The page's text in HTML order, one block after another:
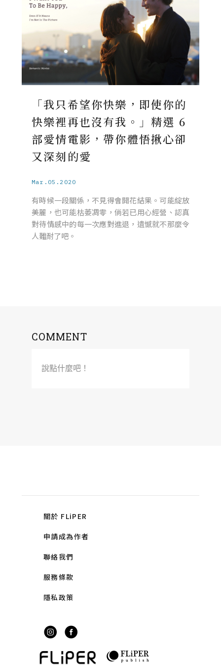
「我只希望你快樂，即使你的
快樂裡再也沒有我。」精選 6
部愛情電影，帶你體悟揪心卻
又深刻的愛
Mar.05.2020
有時候一段關係，不見得會開花結果。可能綻放
美麗，也可能枯萎凋零，倘若已用心經營、認真
對待情感中的每一次應對進退，遺憾就不那麼令
人難耐了吧。
COMMENT
說點什麼吧！
關於 FLiPER
申請成為作者
聯絡我們
服務條款
隱私政策